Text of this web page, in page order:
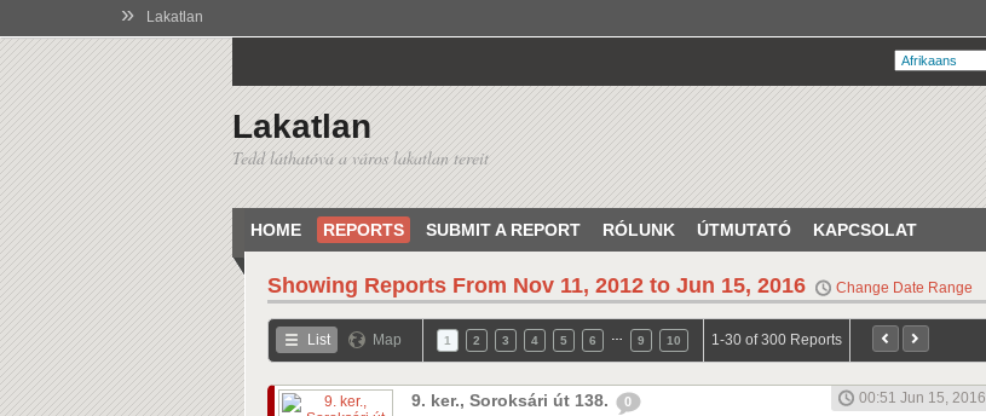
» Lakatlan
Lakatlan
Tedd láthatóvá a város lakatlan tereit
HOME REPORTS SUBMIT A REPORT RÓLUNK ÚTMUTATÓ KAPCSOLAT
Showing Reports From Nov 11, 2012 to Jun 15, 2016 Change Date Range
List Map 1 2 3 4 5 6 9 10 1-30 of 300 Reports
9. ker., Soroksári út 138. 0
00:51 Jun 15, 2016